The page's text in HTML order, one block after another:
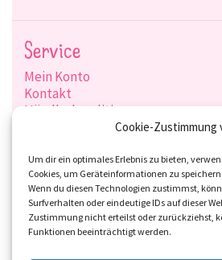
Cookie-Zustimmung
Um dir ein optimales Erlebnis zu bieten,
Cookies, um Geräteinformationen zu
Wenn du diesen Technologien zustimmst,
Surfverhalten oder eindeutige IDs auf dieser
Zustimmung nicht erteilst oder zurückziehst,
Funktionen beeinträchtigt werden.
Service
Mein Konto
Kontakt
Händlerkonditionen
Zahlungsarten
Social-Media